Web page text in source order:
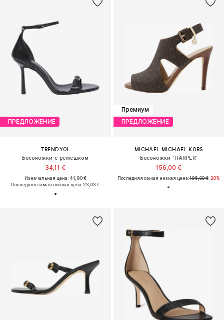
ПРЕДЛОЖЕНИЕ
TRENDYOL
Босоножки с ремешком
34,11 €
Изначальная цена: 44,90 €
Последняя самая низкая цена:23,03 €
Премиум
ПРЕДЛОЖЕНИЕ
MICHAEL MICHAEL KORS
Босоножки 'HARPER'
156,00 €
Последняя самая низкая цена:195,00 €-20%